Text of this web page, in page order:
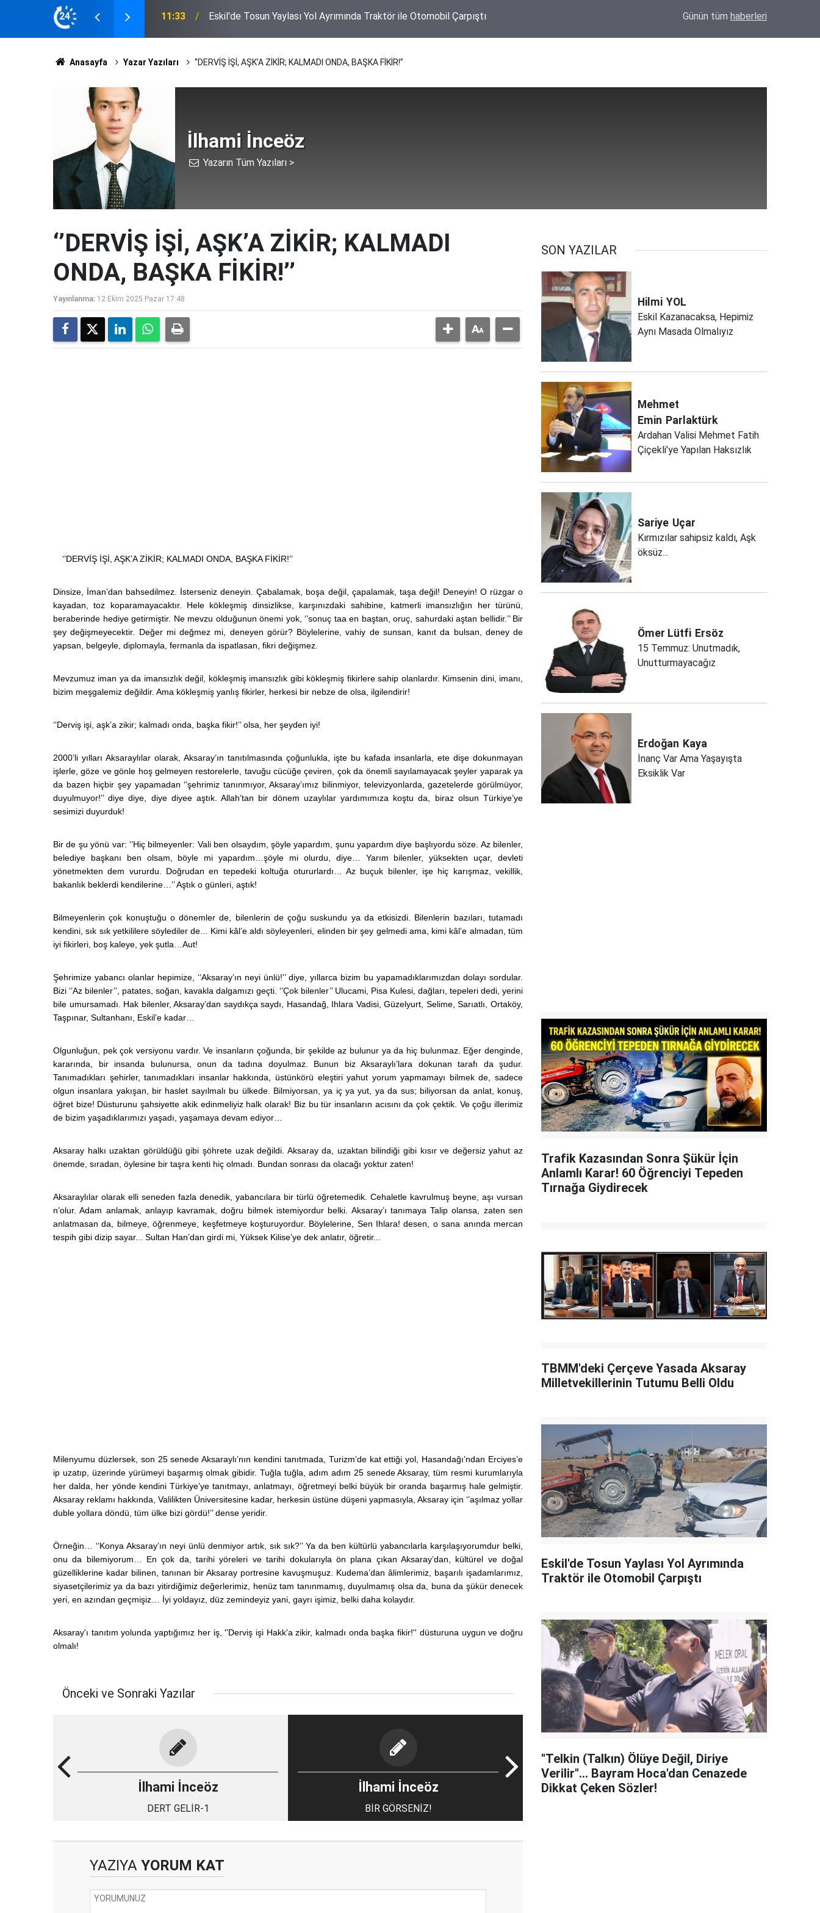
24
Çarpıştı 11:06
Sözler!
Kulu'da Traktör Alevlere Teslim Oldu! Geriye
Günün tüm haberleri
Anasayfa Yazar Yazıları ‘’DERVİŞ İŞİ, AŞK’A ZİKİR; KALMADI ONDA, BAŞKA FİKİR!’’
İlhami İnceöz
Yazarın Tüm Yazıları >
‘’DERVİŞ İŞİ, AŞK’A ZİKİR; KALMADI
ONDA, BAŞKA FİKİR!’’
Yayınlanma: 12 Ekim 2025 Pazar 17:48
‘’DERVİŞ İŞİ, AŞK’A ZİKİR; KALMADI ONDA, BAŞKA FİKİR!’’
Dinsize, İman’dan bahsedilmez. İsterseniz deneyin. Çabalamak, boşa değil, çapalamak, taşa değil! Deneyin! O rüzgar o
kayadan, toz koparamayacaktır. Hele kökleşmiş dinsizlikse, karşınızdaki sahibine, katmerli imansızlığın her türünü,
beraberinde hediye getirmiştir. Ne mevzu olduğunun önemi yok, ‘’sonuç taa en baştan, oruç, sahurdaki aştan bellidir.’’ Bir
şey değişmeyecektir. Değer mi değmez mi, deneyen görür? Böylelerine, vahiy de sunsan, kanıt da bulsan, deney de
yapsan, belgeyle, diplomayla, fermanla da ispatlasan, fikri değişmez.
Mevzumuz iman ya da imansızlık değil, kökleşmiş imansızlık gibi kökleşmiş fikirlere sahip olanlardır. Kimsenin dini, imanı,
bizim meşgalemiz değildir. Ama kökleşmiş yanlış fikirler, herkesi bir nebze de olsa, ilgilendirir!
‘’Derviş işi, aşk’a zikir; kalmadı onda, başka fikir!’’ olsa, her şeyden iyi!
2000’li yılları Aksaraylılar olarak, Aksaray’ın tanıtılmasında çoğunlukla, işte bu kafada insanlarla, ete dişe dokunmayan
işlerle, göze ve gönle hoş gelmeyen restorelerle, tavuğu cücüğe çeviren, çok da önemli sayılamayacak şeyler yaparak ya
da bazen hiçbir şey yapamadan ‘’şehrimiz tanınmıyor, Aksaray’ımız bilinmiyor, televizyonlarda, gazetelerde görülmüyor,
duyulmuyor!’’ diye diye, diye diyee aştık. Allah’tan bir dönem uzaylılar yardımımıza koştu da, biraz olsun Türkiye’ye
sesimizi duyurduk!
Bir de şu yönü var: ‘’Hiç bilmeyenler: Vali ben olsaydım, şöyle yapardım, şunu yapardım diye başlıyordu söze. Az bilenler,
belediye başkanı ben olsam, böyle mi yapardım…şöyle mi olurdu, diye… Yarım bilenler, yüksekten uçar, devleti
yönetmekten dem vururdu. Doğrudan en tepedeki koltuğa otururlardı… Az buçuk bilenler, işe hiç karışmaz, vekillik,
bakanlık beklerdi kendilerine…’’ Aştık o günleri, aştık!
Bilmeyenlerin çok konuştuğu o dönemler de, bilenlerin de çoğu suskundu ya da etkisizdi. Bilenlerin bazıları, tutamadı
kendini, sık sık yetkililere söylediler de... Kimi kâl’e aldı söyleyenleri, elinden bir şey gelmedi ama, kimi kâl’e almadan, tüm
iyi fikirleri, boş kaleye, yek şutla…Aut!
Şehrimize yabancı olanlar hepimize, ‘’Aksaray’ın neyi ünlü!’’ diye, yıllarca bizim bu yapamadıklarımızdan dolayı sordular.
Bizi ‘’Az bilenler’’, patates, soğan, kavakla dalgamızı geçti. ‘’Çok bilenler’’ Ulucami, Pisa Kulesi, dağları, tepeleri dedi, yerini
bile umursamadı. Hak bilenler, Aksaray’dan saydıkça saydı, Hasandağ, Ihlara Vadisi, Güzelyurt, Selime, Sarıatlı, Ortaköy,
Taşpınar, Sultanhanı, Eskil’e kadar…
Olgunluğun, pek çok versiyonu vardır. Ve insanların çoğunda, bir şekilde az bulunur ya da hiç bulunmaz. Eğer denginde,
kararında, bir insanda bulunursa, onun da tadına doyulmaz. Bunun biz Aksaraylı’lara dokunan tarafı da şudur.
Tanımadıkları şehirler, tanımadıkları insanlar hakkında, üstünkörü eleştiri yahut yorum yapmamayı bilmek de, sadece
olgun insanlara yakışan, bir haslet sayılmalı bu ülkede. Bilmiyorsan, ya iç ya yut, ya da sus; biliyorsan da anlat, konuş,
öğret bize! Düsturunu şahsiyette akik edinmeliyiz halk olarak! Biz bu tür insanların acısını da çok çektik. Ve çoğu illerimiz
de bizim yaşadıklarımızı yaşadı, yaşamaya devam ediyor…
Aksaray halkı uzaktan görüldüğü gibi şöhrete uzak değildi. Aksaray da, uzaktan bilindiği gibi kısır ve değersiz yahut az
önemde, sıradan, öylesine bir taşra kenti hiç olmadı. Bundan sonrası da olacağı yoktur zaten!
Aksaraylılar olarak elli seneden fazla denedik, yabancılara bir türlü öğretemedik. Cehaletle kavrulmuş beyne, aşı vursan
n’olur. Adam anlamak, anlayıp kavramak, doğru bilmek istemiyordur belki. Aksaray’ı tanımaya Talip olansa, zaten sen
anlatmasan da, bilmeye, öğrenmeye, keşfetmeye koşturuyordur. Böylelerine, Sen Ihlara! desen, o sana anında mercan
tespih gibi dizip sayar... Sultan Han’dan girdi mi, Yüksek Kilise’ye dek anlatır, öğretir...
Milenyumu düzlersek, son 25 senede Aksaraylı’nın kendini tanıtmada, Turizm’de kat ettiği yol, Hasandağı’ndan Erciyes’e
ip uzatıp, üzerinde yürümeyi başarmış olmak gibidir. Tuğla tuğla, adım adım 25 senede Aksaray, tüm resmi kurumlarıyla
her dalda, her yönde kendini Türkiye’ye tanıtmayı, anlatmayı, öğretmeyi belki büyük bir oranda başarmış hale gelmiştir.
Aksaray reklamı hakkında, Valilikten Üniversitesine kadar, herkesin üstüne düşeni yapmasıyla, Aksaray için ‘’aşılmaz yollar
duble yollara döndü, tüm ülke bizi gördü!’’ dense yeridir.
Örneğin… ‘’Konya Aksaray’ın neyi ünlü denmiyor artık, sık sık?’’ Ya da ben kültürlü yabancılarla karşılaşıyorumdur belki,
onu da bilemiyorum… En çok da, tarihi yöreleri ve tarihi dokularıyla ön plana çıkan Aksaray’dan, kültürel ve doğal
güzelliklerine kadar bilinen, tanınan bir Aksaray portresine kavuşmuşuz. Kudema’dan âlimlerimiz, başarılı işadamlarımız,
siyasetçilerimiz ya da bazı yitirdiğimiz değerlerimiz, henüz tam tanınmamış, duyulmamış olsa da, buna da şükür denecek
yeri, en azından geçmişiz… İyi yoldayız, düz zemindeyiz yani, gayrı işimiz, belki daha kolaydır.
Aksaray'ı tanıtım yolunda yaptığımız her iş, ''Derviş işi Hakk'a zikir, kalmadı onda başka fikir!'' düsturuna uygun ve doğru
olmalı!
Önceki ve Sonraki Yazılar
İlhami İnceöz
DERT GELİR-1
İlhami İnceöz
BİR GÖRSENİZ!
YAZIYA YORUM KAT
SON YAZILAR
Hilmi YOL
Eskil Kazanacaksa, Hepimiz
Aynı Masada Olmalıyız
Mehmet
Emin Parlaktürk
Ardahan Valisi Mehmet Fatih
Çiçekli'ye Yapılan Haksızlık
Sariye Uçar
Kırmızılar sahipsiz kaldı, Aşk
öksüz...
Ömer Lütfi Ersöz
15 Temmuz: Unutmadık,
Unutturmayacağız
Erdoğan Kaya
İnanç Var Ama Yaşayışta
Eksiklik Var
Trafik Kazasından Sonra Şükür İçin
Anlamlı Karar! 60 Öğrenciyi Tepeden
Tırnağa Giydirecek
TBMM'deki Çerçeve Yasada Aksaray
Milletvekillerinin Tutumu Belli Oldu
Eskil'de Tosun Yaylası Yol Ayrımında
Traktör ile Otomobil Çarpıştı
"Telkin (Talkın) Ölüye Değil, Diriye
Verilir"... Bayram Hoca'dan Cenazede
Dikkat Çeken Sözler!